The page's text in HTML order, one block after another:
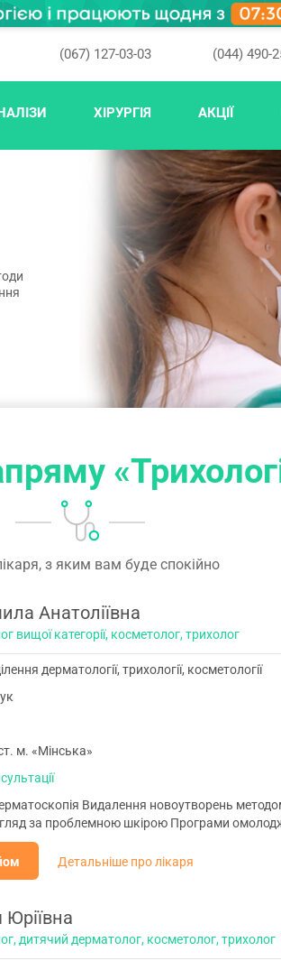
(067) 127-03-03 (044) 490-
ХІРУРГІЯ АКЦІЇ
з яким вам буде спокійно
Анатоліївна
вищої категорії, косметолог, трихолог
дерматології, трихології, косметології
м. «Мінська»
Видалення новоутворень
за проблемною шкірою Програми
Детальніше про лікаря
Юріївна
дитячий дерматолог, косметолог, трихолог